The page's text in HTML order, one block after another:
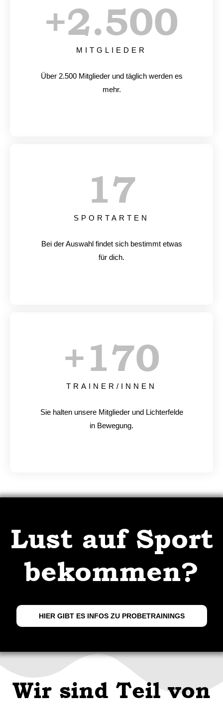
MITGLIEDER
+2.500
Über 2.500 Mitglieder und täglich werden es
mehr.
SPORTARTEN
17
Bei der Auswahl findet sich bestimmt etwas
für dich.
TRAINER/INNEN
+170
Sie halten unsere Mitglieder und Lichterfelde
in Bewegung.
Lust auf Sport
bekommen?
HIER GIBT ES INFOS ZU PROBETRAININGS
Wir sind Teil von